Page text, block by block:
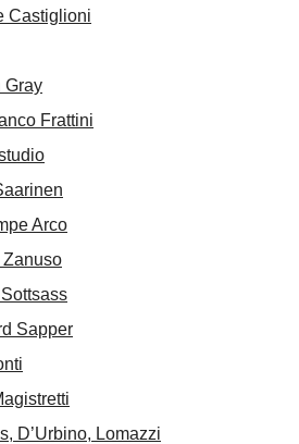
Castiglioni
Gray
Frattini
Arco
Zanuso
Sapper
D’Urbino, Lomazzi